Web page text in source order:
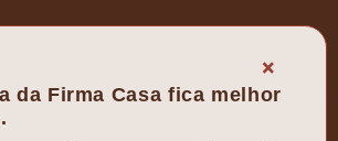
×
da Firma Casa fica melhor